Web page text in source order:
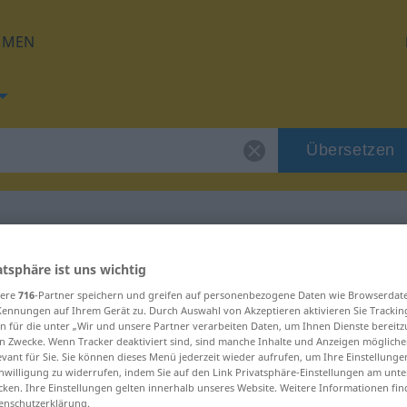
Übersetzen
für "Schurke"
ist uns wichtig
716-Partner speichern und greifen auf personenbezogene Daten wie
auf Ihrem Gerät zu. Durch Auswahl von Akzeptieren aktivieren Sie
für die unter „Wir und unsere Partner verarbeiten Daten, um Ihnen Dienste
Zwecke. Wenn Tracker deaktiviert sind, sind manche Inhalte und Anzeigen
für Sie. Sie können dieses Menü jederzeit wieder aufrufen, um Ihre
zu widerrufen, indem Sie auf den Link Privatsphäre-Einstellungen am
Ihre Einstellungen gelten innerhalb unseres Website. Weitere Informationen